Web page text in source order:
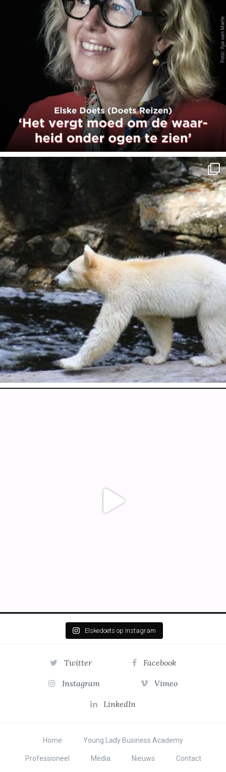
Elskedoets op Instagram
Twitter Facebook
Instagram Vimeo
LinkedIn
Home Young Lady Business Academy
Professioneel Media Nieuws Contact